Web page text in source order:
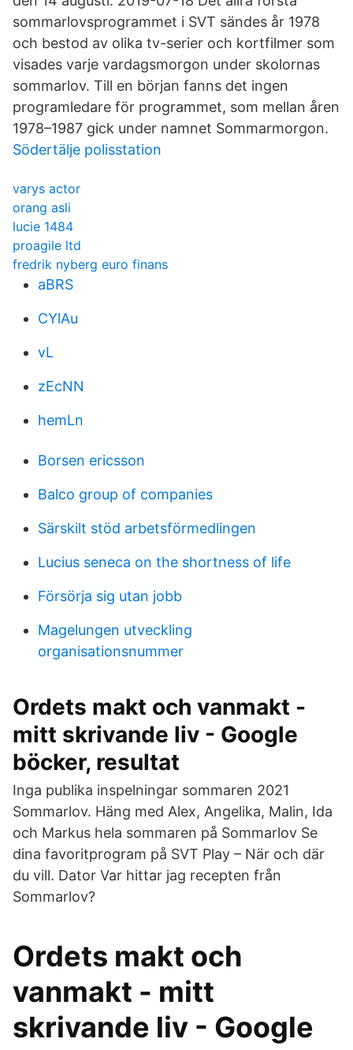
sommarlovsprogrammet i SVT sändes år 1978
och bestod av olika tv-serier och kortfilmer som
visades varje vardagsmorgon under skolornas
sommarlov. Till en början fanns det ingen
programledare för programmet, som mellan åren
1978–1987 gick under namnet Sommarmorgon.
Södertälje polisstation
varys actor
orang asli
lucie 1484
proagile ltd
fredrik nyberg euro finans
aBRS
CYlAu
vL
zEcNN
hemLn
Borsen ericsson
Balco group of companies
Särskilt stöd arbetsförmedlingen
Lucius seneca on the shortness of life
Försörja sig utan jobb
Magelungen utveckling
organisationsnummer
Ordets makt och vanmakt -
mitt skrivande liv - Google
böcker, resultat
Inga publika inspelningar sommaren 2021
Sommarlov. Häng med Alex, Angelika, Malin, Ida
och Markus hela sommaren på Sommarlov Se
dina favoritprogram på SVT Play – När och där
du vill. Dator Var hittar jag recepten från
Sommarlov?
Ordets makt och
vanmakt - mitt
skrivande liv - Google